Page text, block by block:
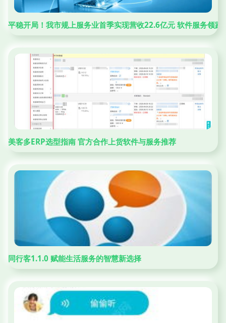
平稳开局！我市规上服务业首季实现营收22.6亿元 软件服务领跑
美客多ERP选型指南 官方合作上货软件与服务推荐
同行客1.1.0 赋能生活服务的智慧新选择